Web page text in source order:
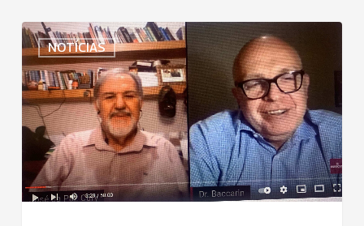
NOTÍCIAS
Uniodonto
Federação
Paraná
promove
série
de
lives
dedicadas
aos